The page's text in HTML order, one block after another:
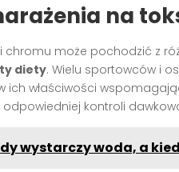
na
może pochodzić z
diety. Wielu sportowców i
ich właściwości
kontroli
wystarczy woda, a